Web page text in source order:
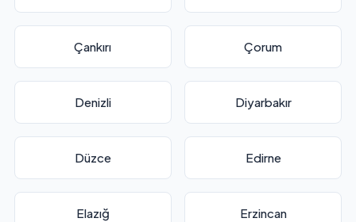
Çankırı Çorum
Denizli Diyarbakır
Düzce Edirne
Elazığ Erzincan